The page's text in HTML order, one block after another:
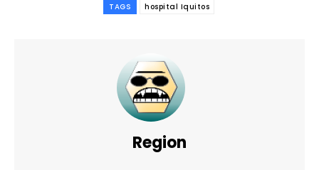
TAGS hospital Iquitos
Region